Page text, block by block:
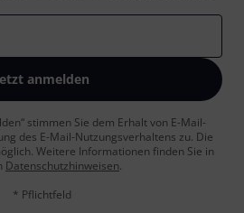
anmelden
stimmen Sie dem Erhalt von E-Mail-
des E-Mail-Nutzungsverhaltens zu. Die
Weitere Informationen finden Sie in
Datenschutzhinweisen.
* Pflichtfeld